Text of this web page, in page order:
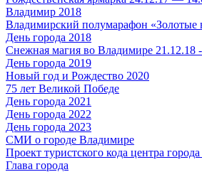
Владимир 2018
Владимирский полумарафон «Золотые
День города 2018
Снежная магия во Владимире 21.12.18
День города 2019
Новый год и Рождество 2020
75 лет Великой Победе
День города 2021
День города 2022
День города 2023
СМИ о городе Владимире
Проект туристского кода центра
Глава города